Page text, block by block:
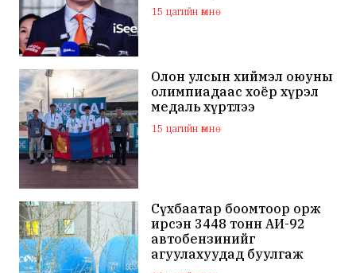
15 цагийн өмнө
Олон улсын хиймэл оюуны
олимпиадаас хоёр хүрэл
медаль хүртлээ
15 цагийн өмнө
Сүхбаатар боомтоор орж
ирсэн 3448 тонн АИ-92
автобензинийг
агуулахуудад буулгаж
байна